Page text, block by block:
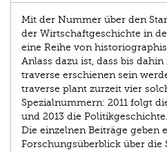
Mit der Nummer über den
der Wirtschaftgeschichte in
eine Reihe von
Anlass dazu ist, dass bis
traverse erschienen sein
traverse plant zurzeit vier
Spezialnummern: 2011 folgt
und 2013 die Politikgeschichte.
Die einzelnen Beiträge geben
Forschungsüberblick über die